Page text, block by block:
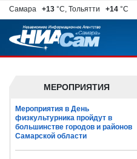
Самара +13 °C, Тольятти +14 °C
МЕРОПРИЯТИЯ
Мероприятия в День
физкультурника пройдут в
большинстве городов и районов
Самарской области